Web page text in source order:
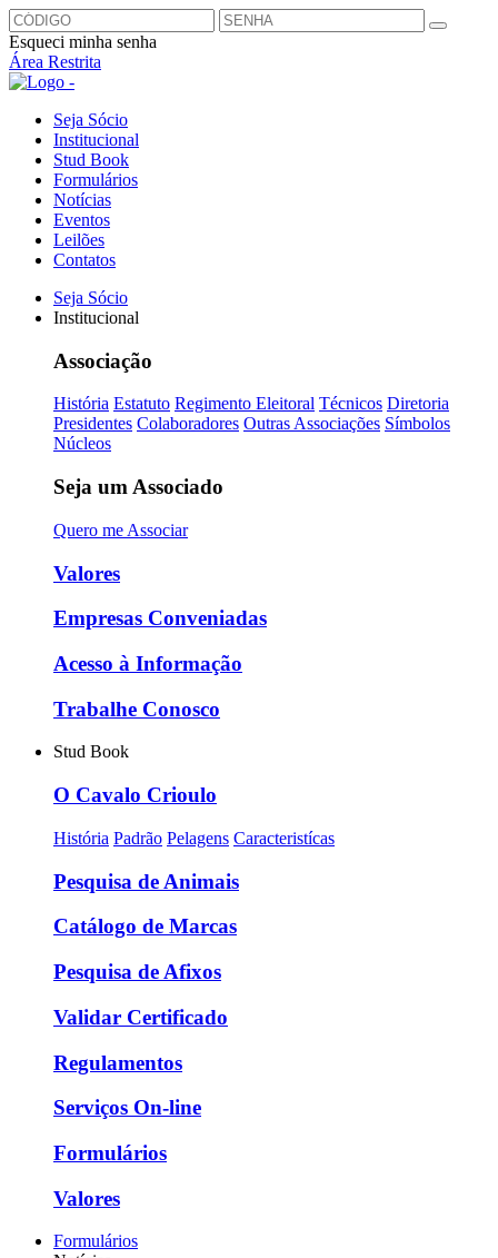
Esqueci minha senha
Área Restrita
Seja Sócio
Institucional
Stud Book
Formulários
Notícias
Eventos
Leilões
Contatos
Seja Sócio
Institucional
Associação
História Estatuto Regimento Eleitoral Técnicos Diretoria
Presidentes Colaboradores Outras Associações Símbolos
Núcleos
Seja um Associado
Quero me Associar
Valores
Empresas Conveniadas
Acesso à Informação
Trabalhe Conosco
Stud Book
O Cavalo Crioulo
História Padrão Pelagens Caracteristícas
Pesquisa de Animais
Catálogo de Marcas
Pesquisa de Afixos
Validar Certificado
Regulamentos
Serviços On-line
Formulários
Valores
Formulários